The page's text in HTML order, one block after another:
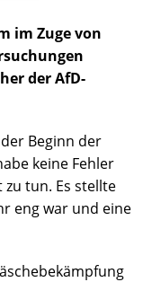
im Zuge von
der AfD-
Beginn der
keine Fehler
tun. Es stellte
eng war und eine